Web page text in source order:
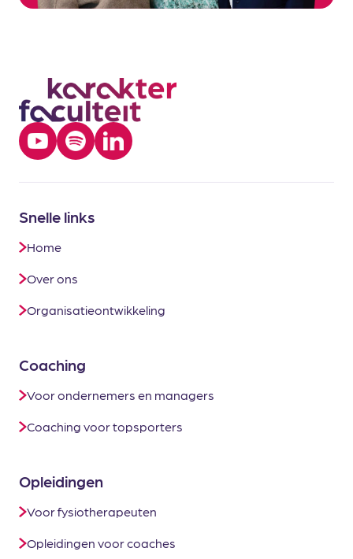
Snelle links
Home
Over ons
Organisatieontwikkeling
Coaching
Voor ondernemers en managers
Coaching voor topsporters
Opleidingen
Voor fysiotherapeuten
Opleidingen voor coaches